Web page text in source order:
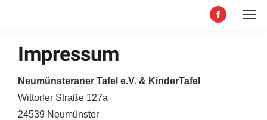
Facebook
Impressum
Neumünsteraner Tafel e.V. & KinderTafel
Wittorfer Straße 127a
24539 Neumünster